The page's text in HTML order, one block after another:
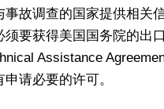
事故调查的国家提供相关
须要获得美国国务院的
Assistance
请必要的许可。